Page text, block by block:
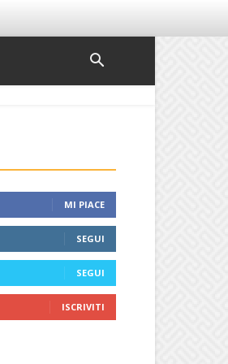
MI PIACE
SEGUI
SEGUI
ISCRIVITI